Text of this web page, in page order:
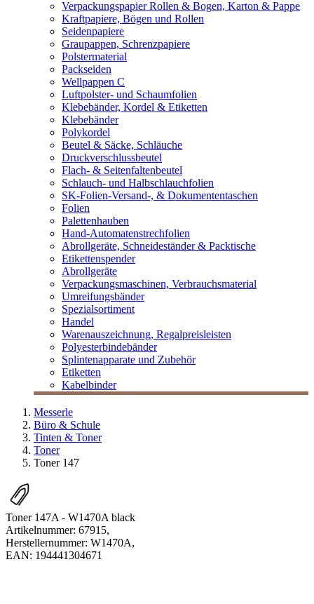
Verpackungspapier Rollen & Bogen, Karton & Pappe
Kraftpapiere, Bögen und Rollen
Seidenpapiere
Graupappen, Schrenzpapiere
Polstermaterial
Packseiden
Wellpappen C
Luftpolster- und Schaumfolien
Klebebänder, Kordel & Etiketten
Klebebänder
Polykordel
Beutel & Säcke, Schläuche
Druckverschlussbeutel
Flach- & Seitenfaltenbeutel
Schlauch- und Halbschlauchfolien
SK-Folien-Versand-, & Dokumententaschen
Folien
Palettenhauben
Hand-Automatenstrechfolien
Abrollgeräte, Schneideständer & Packtische
Etikettenspender
Abrollgeräte
Verpackungsmaschinen, Verbrauchsmaterial
Umreifungsbänder
Spezialsortiment
Handel
Warenauszeichnung, Regalpreisleisten
Polyesterbindebänder
Splintenapparate und Zubehör
Etiketten
Kabelbinder
Messerle
Büro & Schule
Tinten & Toner
Toner
Toner 147
Toner 147A - W1470A black
Artikelnummer: 67915,
Herstellernummer: W1470A,
EAN: 194441304671